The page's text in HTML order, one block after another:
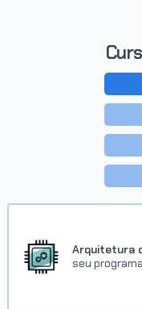
Arquitetura
seu